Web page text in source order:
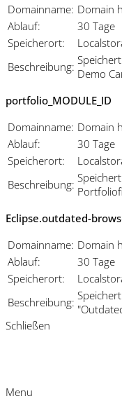
Domainname: Domain
Ablauf:
30 Tage
Speicherort:
Beschreibung: Demo
portfolio_MODULE_ID
Domainname: Domain
Ablauf:
30 Tage
Speicherort:
Beschreibung:
Eclipse.outdated-
Domainname: Domain
Ablauf:
30 Tage
Speicherort:
Beschreibung:
Schließen
Menu